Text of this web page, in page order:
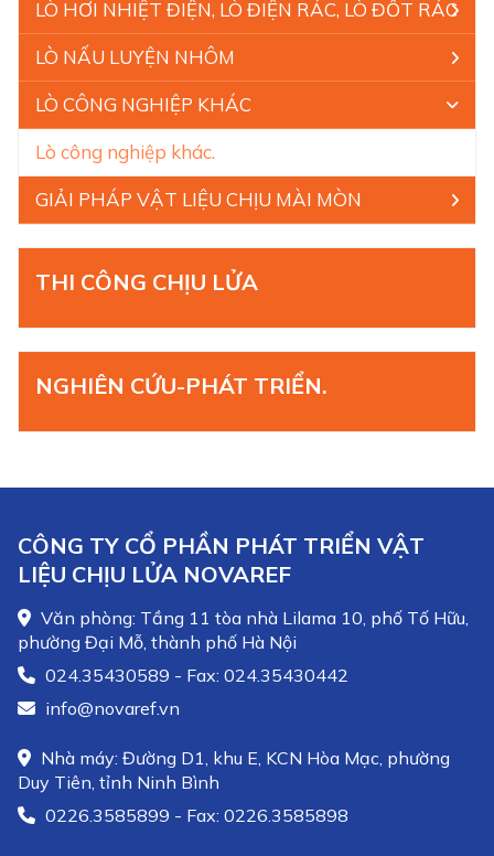
LÒ HƠI NHIỆT ĐIỆN, LÒ ĐIỆN RÁC, LÒ ĐỐT RÁC
LÒ NẤU LUYỆN NHÔM
LÒ CÔNG NGHIỆP KHÁC
Lò công nghiệp khác.
GIẢI PHÁP VẬT LIỆU CHỊU MÀI MÒN
THI CÔNG CHỊU LỬA
NGHIÊN CỨU-PHÁT TRIỂN.
CÔNG TY CỔ PHẦN PHÁT TRIỂN VẬT
LIỆU CHỊU LỬA NOVAREF
Văn phòng: Tầng 11 tòa nhà Lilama 10, phố Tố Hữu,
phường Đại Mỗ, thành phố Hà Nội
024.35430589 - Fax: 024.35430442
info@novaref.vn
Nhà máy: Đường D1, khu E, KCN Hòa Mạc, phường
Duy Tiên, tỉnh Ninh Bình
0226.3585899 - Fax: 0226.3585898